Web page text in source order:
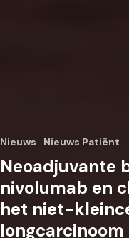
Nieuws Nieuws Patiënt
Neoadjuvante
nivolumab en
het niet-
longcarcinoom